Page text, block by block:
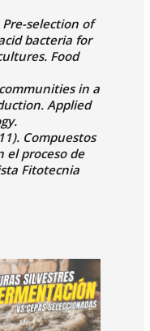
selection of
bacteria for
Food
in a
Applied
Compuestos
el proceso de
Fitotecnia